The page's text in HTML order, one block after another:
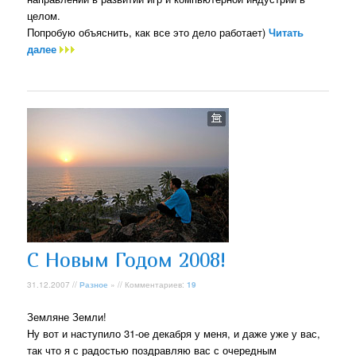
целом.
Попробую объяснить, как все это дело работает)Читать
далее
C Новым Годом 2008!
31.12.2007 //Разное » // Комментариев:19
Земляне Земли!
Ну вот и наступило 31-ое декабря у меня, и даже уже у вас,
так что я с радостью поздравляю вас с очередным